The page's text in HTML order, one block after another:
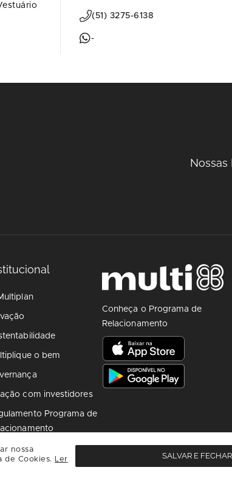
(51) 3275-6138
-
Nossas
o bem
com investidores
Programa de
Conheça o Programa de
Relacionamento
nossa
de Cookies. Ler
SALVAR E FECHAR